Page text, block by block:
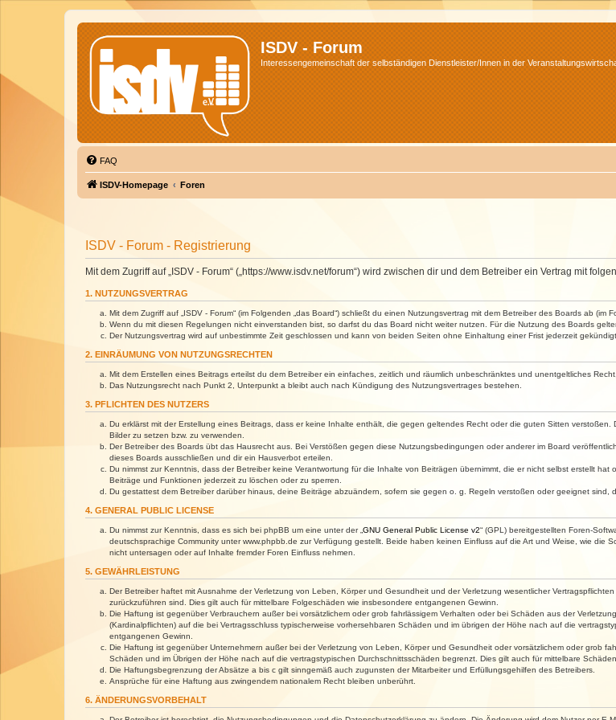
ISDV - Forum
Interessengemeinschaft der selbständigen Dienstleister/Innen in der
FAQ
ISDV-Homepage Foren
ISDV - Forum - Registrierung
Mit dem Zugriff auf „ISDV - Forum“ („https://www.isdv.net/forum“) wird zwischen dir und dem Betreiber ein Vertrag mit
1. NUTZUNGSVERTRAG
Mit dem Zugriff auf „ISDV - Forum“ (im Folgenden „das Board“) schließt du einen Nutzungsvertrag mit dem Betreiber des Boards ab
Wenn du mit diesen Regelungen nicht einverstanden bist, so darfst du das Board nicht weiter nutzen. Für die Nutzung des Boards
Der Nutzungsvertrag wird auf unbestimmte Zeit geschlossen und kann von beiden Seiten ohne Einhaltung einer Frist jederzeit gekündigt
2. EINRÄUMUNG VON NUTZUNGSRECHTEN
Mit dem Erstellen eines Beitrags erteilst du dem Betreiber ein einfaches, zeitlich und räumlich unbeschränktes und unentgeltliches
Das Nutzungsrecht nach Punkt 2, Unterpunkt a bleibt auch nach Kündigung des Nutzungsvertrages bestehen.
3. PFLICHTEN DES NUTZERS
Du erklärst mit der Erstellung eines Beitrags, dass er keine Inhalte enthält, die gegen geltendes Recht oder die guten Sitten
Bilder zu setzen bzw. zu verwenden.
Der Betreiber des Boards übt das Hausrecht aus. Bei Verstößen gegen diese Nutzungsbedingungen oder anderer im Board
dieses Boards ausschließen und dir ein Hausverbot erteilen.
Du nimmst zur Kenntnis, dass der Betreiber keine Verantwortung für die Inhalte von Beiträgen übernimmt, die er nicht selbst erstellt
Beiträge und Funktionen jederzeit zu löschen oder zu sperren.
Du gestattest dem Betreiber darüber hinaus, deine Beiträge abzuändern, sofern sie gegen o. g. Regeln verstoßen oder geeignet sind,
4. GENERAL PUBLIC LICENSE
Du nimmst zur Kenntnis, dass es sich bei phpBB um eine unter der „ GNU General Public License v2“ (GPL) bereitgestellten Foren-
deutschsprachige Community unter www.phpbb.de zur Verfügung gestellt. Beide haben keinen Einfluss auf die Art und Weise, wie die
nicht untersagen oder auf Inhalte fremder Foren Einfluss nehmen.
5. GEWÄHRLEISTUNG
Der Betreiber haftet mit Ausnahme der Verletzung von Leben, Körper und Gesundheit und der Verletzung wesentlicher
zurückzuführen sind. Dies gilt auch für mittelbare Folgeschäden wie insbesondere entgangenen Gewinn.
Die Haftung ist gegenüber Verbrauchern außer bei vorsätzlichem oder grob fahrlässigem Verhalten oder bei Schäden aus der
(Kardinalpflichten) auf die bei Vertragsschluss typischerweise vorhersehbaren Schäden und im übrigen der Höhe nach auf die
entgangenen Gewinn.
Die Haftung ist gegenüber Unternehmern außer bei der Verletzung von Leben, Körper und Gesundheit oder vorsätzlichem oder grob
Schäden und im Übrigen der Höhe nach auf die vertragstypischen Durchschnittsschäden begrenzt. Dies gilt auch für mittelbare
Die Haftungsbegrenzung der Absätze a bis c gilt sinngemäß auch zugunsten der Mitarbeiter und Erfüllungsgehilfen des Betreibers.
Ansprüche für eine Haftung aus zwingendem nationalem Recht bleiben unberührt.
6. ÄNDERUNGSVORBEHALT